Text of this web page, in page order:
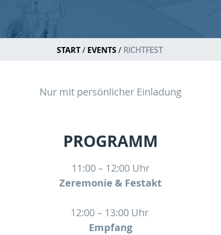
START EVENTS RICHTFEST
Nur mit persönlicher Einladung
PROGRAMM
11:00 – 12:00 Uhr
Zeremonie & Festakt
12:00 – 13:00 Uhr
Empfang